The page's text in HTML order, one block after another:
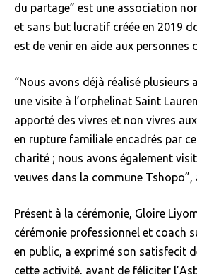
du partage” est une association
et sans but lucratif créée en 2019
est de venir en aide aux personnes
“Nous avons déjà réalisé
une visite à l’orphelinat Saint
apporté des vivres et non vivres
en rupture familiale encadrés par
charité ; nous avons également
veuves dans la commune Tshopo”,
Présent à la cérémonie, Gloire
cérémonie professionnel et coach
en public, a exprimé son satisfecit
cette activité, avant de féliciter